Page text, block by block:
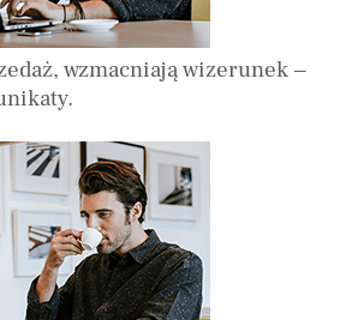
wzmacniają wizerunek –